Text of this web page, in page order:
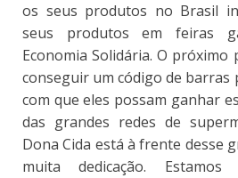
os seus produtos no Brasil
seus produtos em feiras
Economia Solidária. O próximo
conseguir um código de barras
com que eles possam ganhar
das grandes redes de
Dona Cida está à frente desse
muita dedicação.